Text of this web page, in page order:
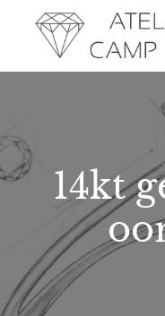
14kt